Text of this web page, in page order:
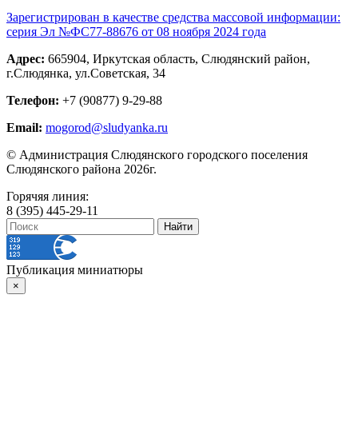
Зарегистрирован в качестве средства массовой информации:
серия Эл №ФС77-88676 от 08 ноября 2024 года
Адрес: 665904, Иркутская область, Слюдянский район,
г.Слюдянка, ул.Советская, 34
Телефон: +7 (90877) 9-29-88
Email: mogorod@sludyanka.ru
© Администрация Слюдянского городского поселения
Слюдянского района 2026г.
Горячяя линия:
8 (395) 445-29-11
Публикация миниатюры
×